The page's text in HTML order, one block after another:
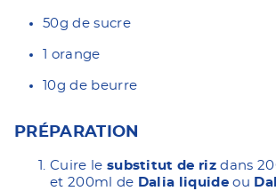
50g de sucre
1 orange
10g de beurre
PRÉPARATION
Cuire le substitut de riz dans
et 200ml de Dalia liquide ou